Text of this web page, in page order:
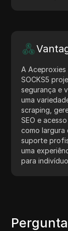
A
SOCKS5
segurança e
uma
scraping,
SEO e
como largura
suporte
uma
para